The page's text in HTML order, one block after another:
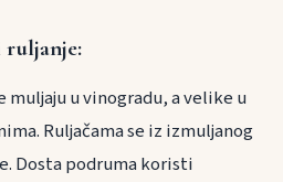
ruljanje:
muljaju u vinogradu, a velike u
Ruljačama se iz izmuljanog
Dosta podruma koristi